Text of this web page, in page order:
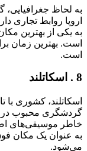
به لحاظ جغرافیایی،
اروپا روابط تجاری
به یکی از بهترین
است. بهترین زمان
است.
8 . اسکاتلند
اسکاتلند، کشوری با
گردشگری محبوب در
خاطر موسیقی‌های
به عنوان یک مکان
می‌شود.